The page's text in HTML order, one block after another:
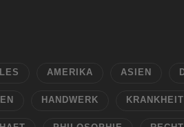
AMERIKA ASIEN
HANDWERK